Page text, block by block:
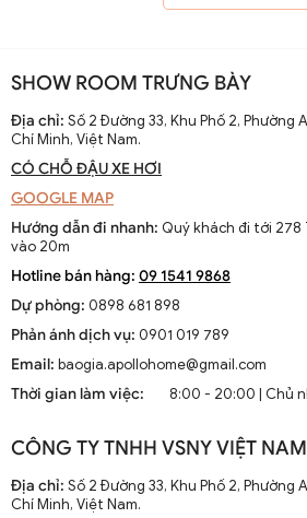
pháp thông gió hiệu quả ở các
được làm thủ công và chạy bằng
nhanh chóng phát triển với sự
điện.
Sự thay đổi và cải tiến qua các
tiến với thiết kế hiện đại, động
cứu để nâng cao hiệu suất và
Xu hướng hiện tại trên thị trường
Hiện nay, quạt trần cánh dài
sống. Chúng kết hợp công nghệ
1.2. Cấu Tạo và Nguyên Lý Hoạt
SHOW ROOM TRƯNG BÀY
Địa chỉ: Số 2 Đường 33, Khu Phố 2, Phường
Chí Minh, Việt Nam.
CÓ CHỖ ĐẬU XE HƠI
GOOGLE MAP
Hướng dẫn đi nhanh: Quý khách đi tới 278
vào 20m
Hotline bán hàng: 09 1541 9868
Dự phòng: 0898 681 898
Phản ánh dịch vụ: 0901 019 789
Email: baogia.apollohome@gmail.com
Thời gian làm việc:
8:00 - 20:00 | Chủ
CÔNG TY TNHH VSNY VIỆT NAM
Địa chỉ: Số 2 Đường 33, Khu Phố 2, Phường
Chí Minh, Việt Nam.